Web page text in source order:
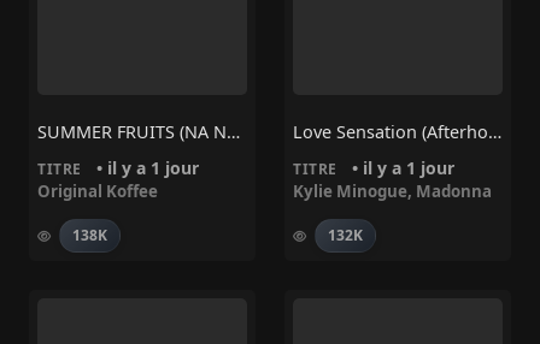
SUMMER FRUITS (NA NA) – Original Koffee
TITRE • il y a 1 jour
Original Koffee
138K
Love Sensation (Afterhours Mix) – Madonna, Kylie Minogue
TITRE • il y a 1 jour
Kylie Minogue, Madonna
132K